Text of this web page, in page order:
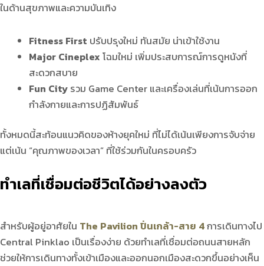
ในด้านสุขภาพและความบันเทิง
Fitness First ปรับปรุงใหม่ ทันสมัย น่าเข้าใช้งาน
Major Cineplex โฉมใหม่ เพิ่มประสบการณ์การดูหนังที่
สะดวกสบาย
Fun City รวม Game Center และเครื่องเล่นที่เน้นการออก
กำลังกายและการปฏิสัมพันธ์
ทั้งหมดนี้สะท้อนแนวคิดของห้างยุคใหม่ ที่ไม่ได้เน้นเพียงการจับจ่าย
แต่เน้น “คุณภาพของเวลา” ที่ใช้ร่วมกันในครอบครัว
ทำเลที่เชื่อมต่อชีวิตได้อย่างลงตัว
สำหรับผู้อยู่อาศัยใน The Pavilion ปิ่นเกล้า-สาย 4การเดินทางไป
Central Pinklao เป็นเรื่องง่าย ด้วยทำเลที่เชื่อมต่อถนนสายหลัก
ช่วยให้การเดินทางทั้งเข้าเมืองและออกนอกเมืองสะดวกขึ้นอย่างเห็น